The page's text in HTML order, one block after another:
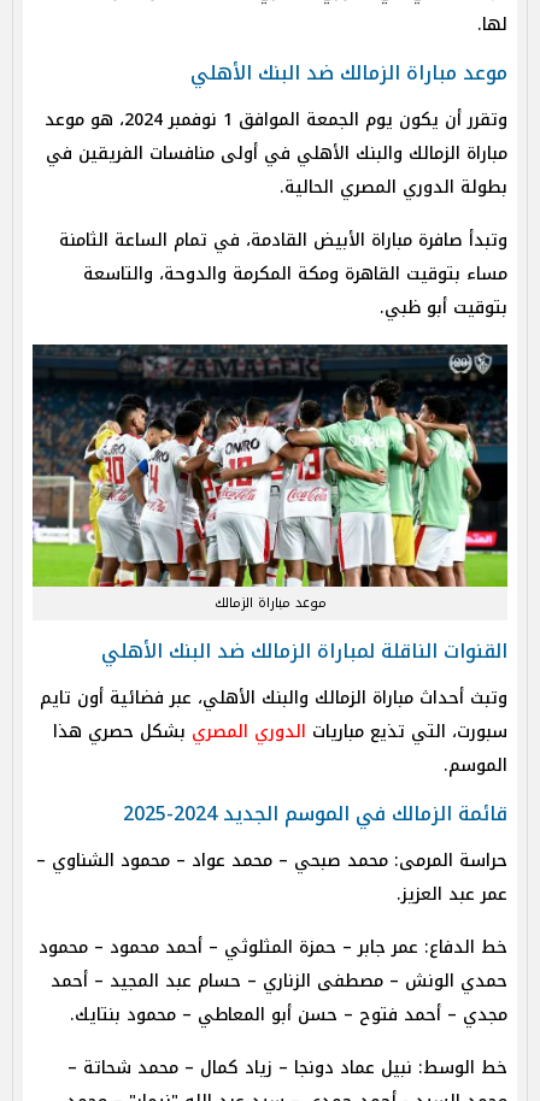
لها.
موعد مباراة الزمالك ضد البنك الأهلي
وتقرر أن يكون يوم الجمعة الموافق 1 نوفمبر 2024، هو موعد
مباراة الزمالك والبنك الأهلي في أولى منافسات الفريقين في
بطولة الدوري المصري الحالية.
وتبدأ صافرة مباراة الأبيض القادمة، في تمام الساعة الثامنة
مساء بتوقيت القاهرة ومكة المكرمة والدوحة، والتاسعة
بتوقيت أبو ظبي.
موعد مباراة الزمالك
القنوات الناقلة لمباراة الزمالك ضد البنك الأهلي
وتبث أحداث مباراة الزمالك والبنك الأهلي، عبر فضائية أون تايم
سبورت، التي تذيع مباريات الدوري المصري بشكل حصري هذا
الموسم.
قائمة الزمالك في الموسم الجديد 2024-2025
حراسة المرمى: محمد صبحي – محمد عواد – محمود الشناوي –
عمر عبد العزيز.
خط الدفاع: عمر جابر – حمزة المثلوثي – أحمد محمود – محمود
حمدي الونش – مصطفى الزناري – حسام عبد المجيد – أحمد
مجدي – أحمد فتوح – حسن أبو المعاطي – محمود بنتايك.
خط الوسط: نبيل عماد دونجا – زياد كمال – محمد شحاتة –